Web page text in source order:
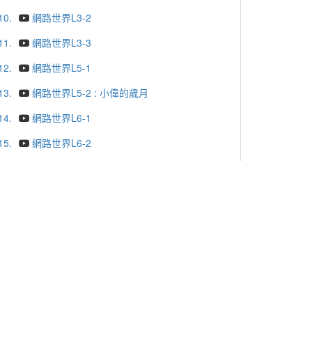
網路世界L3-2
網路世界L3-3
網路世界L5-1
網路世界L5-2 : 小偉的歲月
網路世界L6-1
網路世界L6-2